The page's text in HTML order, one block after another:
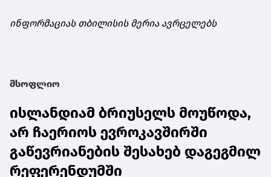
ინფორმაციას თბილისის მერია ავრცელებს
მსოფლიო
ისლანდიამ ბრიუსელს მოუწოდა,
არ ჩაერიოს ევროკავშირში
გაწევრიანების შესახებ დაგეგმილ
რეფერენდუმში